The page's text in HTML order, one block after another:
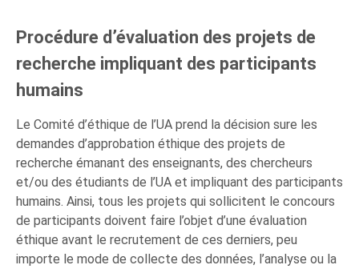
Procédure d’évaluation des projets de
recherche impliquant des participants
humains
Le Comité d’éthique de l’UA prend la décision sure les
demandes d’approbation éthique des projets de
recherche émanant des enseignants, des chercheurs
et/ou des étudiants de l’UA et impliquant des participants
humains. Ainsi, tous les projets qui sollicitent le concours
de participants doivent faire l’objet d’une évaluation
éthique avant le recrutement de ces derniers, peu
importe le mode de collecte des données, l’analyse ou la